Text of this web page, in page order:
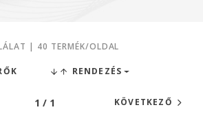
| 40 TERMÉK/OLDAL
RENDEZÉS
1 / 1 KÖVETKEZŐ